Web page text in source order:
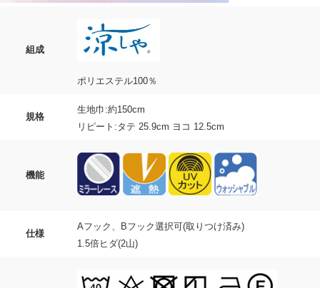
組成
ポリエステル100％
規格
生地巾:約150cm
リピート:タテ 25.9cm ヨコ 12.5cm
機能
仕様
Aフック、Bフック選択可(取りつけ済み)
1.5倍ヒダ(2山)